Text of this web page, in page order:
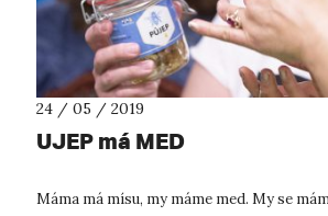
24 / 05 / 2019
UJEP má MED
Máma má mísu, my máme med. My se